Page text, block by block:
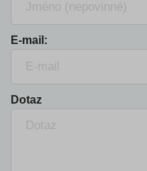
E-mail:
Dotaz